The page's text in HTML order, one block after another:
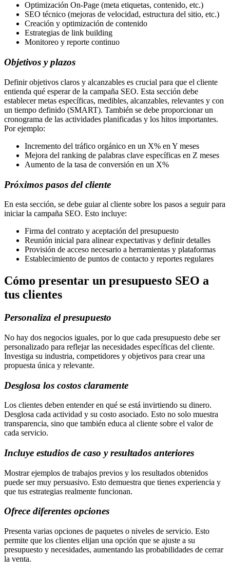
Optimización On-Page (meta etiquetas, contenido, etc.)
SEO técnico (mejoras de velocidad, estructura del sitio, etc.)
Creación y optimización de contenido
Estrategias de link building
Monitoreo y reporte continuo
Objetivos y plazos
Definir objetivos claros y alcanzables es crucial para que el cliente
entienda qué esperar de la campaña SEO. Esta sección debe
establecer metas específicas, medibles, alcanzables, relevantes y con
un tiempo definido (SMART). También se debe proporcionar un
cronograma de las actividades planificadas y los hitos importantes.
Por ejemplo:
Incremento del tráfico orgánico en un X% en Y meses
Mejora del ranking de palabras clave específicas en Z meses
Aumento de la tasa de conversión en un X%
Próximos pasos del cliente
En esta sección, se debe guiar al cliente sobre los pasos a seguir para
iniciar la campaña SEO. Esto incluye:
Firma del contrato y aceptación del presupuesto
Reunión inicial para alinear expectativas y definir detalles
Provisión de acceso necesario a herramientas y plataformas
Establecimiento de puntos de contacto y reportes regulares
Cómo presentar un presupuesto SEO a
tus clientes
Personaliza el presupuesto
No hay dos negocios iguales, por lo que cada presupuesto debe ser
personalizado para reflejar las necesidades específicas del cliente.
Investiga su industria, competidores y objetivos para crear una
propuesta única y relevante.
Desglosa los costos claramente
Los clientes deben entender en qué se está invirtiendo su dinero.
Desglosa cada actividad y su costo asociado. Esto no solo muestra
transparencia, sino que también educa al cliente sobre el valor de
cada servicio.
Incluye estudios de caso y resultados anteriores
Mostrar ejemplos de trabajos previos y los resultados obtenidos
puede ser muy persuasivo. Esto demuestra que tienes experiencia y
que tus estrategias realmente funcionan.
Ofrece diferentes opciones
Presenta varias opciones de paquetes o niveles de servicio. Esto
permite que los clientes elijan una opción que se ajuste a su
presupuesto y necesidades, aumentando las probabilidades de cerrar
la venta.